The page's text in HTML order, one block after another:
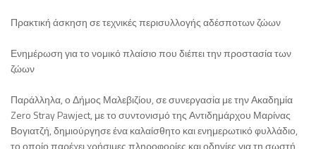
Πρακτική άσκηση σε τεχνικές περισυλλογής αδέσποτων ζώων
Ενημέρωση για το νομικό πλαίσιο που διέπει την προστασία των
ζώων
Παράλληλα, ο Δήμος Μαλεβιζίου, σε συνεργασία με την Ακαδημία
Zero Stray Pawject, με το συντονισμό της Αντιδημάρχου Μαρίνας
Βογιατζή, δημιούργησε ένα καλαίσθητο και ενημερωτικό φυλλάδιο,
το οποίο παρέχει χρήσιμες πληροφορίες και οδηγίες για τη σωστή